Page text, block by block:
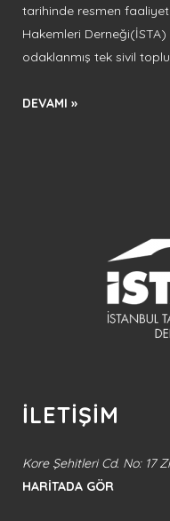
tarihinde resmen
Hakemleri Derneği(İSTA)
odaklanmış tek sivil
DEVAMI »
İLETİŞİM
Kore Şehitleri Cd. No: 17
HARİTADA GÖR